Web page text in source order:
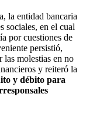
la entidad bancaria
sociales, en el cual
por cuestiones de
persistió,
las molestias en no
y reiteró la
y débito para